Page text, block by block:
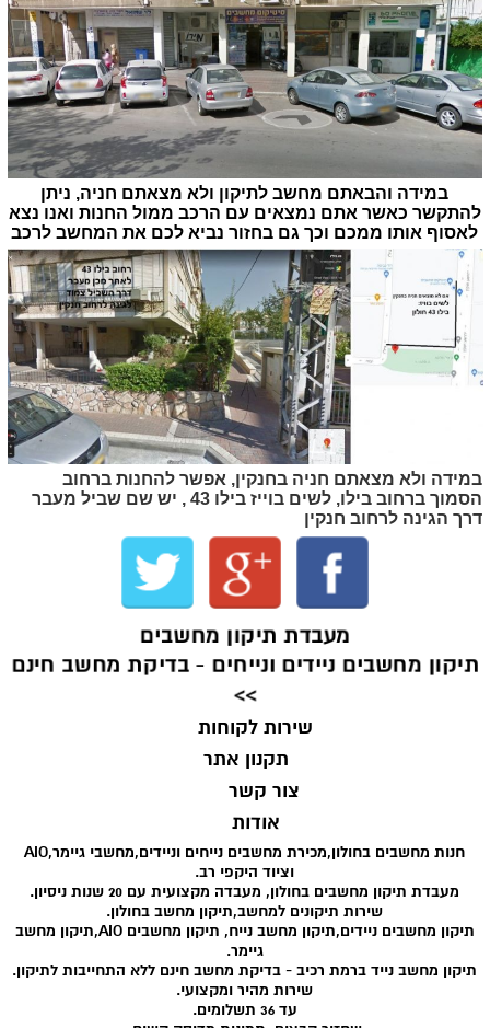
צור קשר
אודות
תקנון אתר
שירות לקוחות
חנות מחשבים בחולון,מכירת מחשבים נייחים וניידים,מחשבי גיימר,AIO
וציוד היקפי רב.
מעבדת תיקון מחשבים בחולון, מעבדה מקצועית עם 20 שנות ניסיון.
שירות תיקונים למחשב,תיקון מחשב בחולון.
תיקון מחשבים ניידים,תיקון מחשב נייח, תיקון מחשבים AIO,תיקון מחשב
גיימר.
תיקון מחשב נייד ברמת רכיב - בדיקת מחשב חינם ללא התחייבות לתיקון.
שירות מהיר ומקצועי.
עד 36 תשלומים.
מעבדת תיקון מחשבים
תיקון מחשבים ניידים ונייחים - בדיקת מחשב חינם
>>
במידה והבאתם מחשב לתיקון ולא מצאתם חניה, ניתן
להתקשר כאשר אתם נמצאים עם הרכב ממול החנות ואנו נצא
לאסוף אותו ממכם וכך גם בחזור נביא לכם את המחשב לרכב
במידה ולא מצאתם חניה בחנקין, אפשר להחנות ברחוב
הסמוך ברחוב בילו, לשים בוייז בילו 43 , יש שם שביל מעבר
דרך הגינה לרחוב חנקין